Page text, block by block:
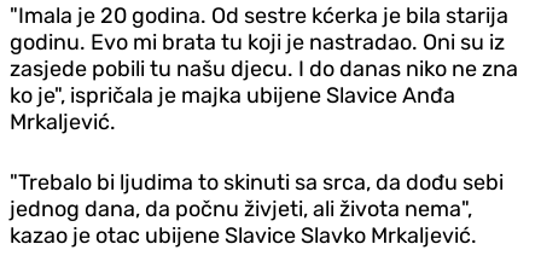
"Imala je 20 godina. Od sestre kćerka je bila starija
godinu. Evo mi brata tu koji je nastradao. Oni su iz
zasjede pobili tu našu djecu. I do danas niko ne zna
ko je", ispričala je majka ubijene Slavice Anđa
Mrkaljević.
"Trebalo bi ljudima to skinuti sa srca, da dođu sebi
jednog dana, da počnu živjeti, ali života nema",
kazao je otac ubijene Slavice Slavko Mrkaljević.